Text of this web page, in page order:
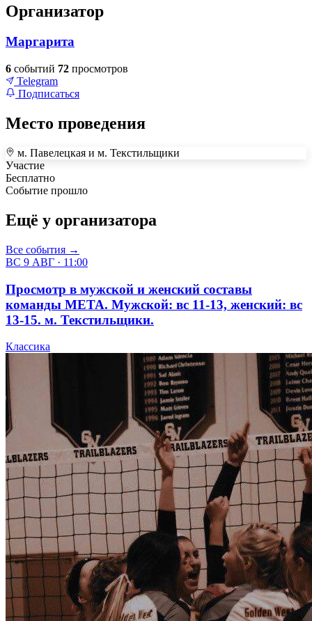
Организатор
Маргарита
6 событий 72 просмотров
Telegram
Подписаться
Место проведения
+
–
м. Павелецкая и м. Текстильщики
Участие
Бесплатно
Событие прошло
Ещё у организатора
Все события →
ВС 9 АВГ · 11:00
Просмотр в мужской и женский составы
команды МЕТА. Мужской: вс 11-13, женский: вс
13-15. м. Текстильщики.
Классика